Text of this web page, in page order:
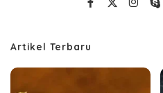
Artikel Terbaru